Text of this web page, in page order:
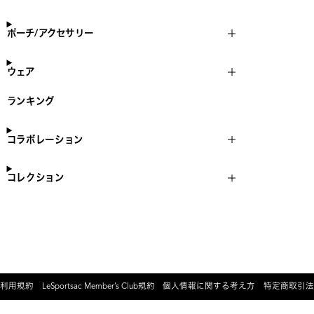
ポーチ/アクセサリー
ウェア
ランキング
コラボレーション
コレクション
利用規約 LeSportsac Member’s Club規約 個人情報に関する考え方 特定商取引